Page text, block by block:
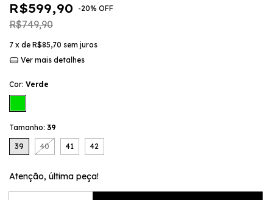
R$599,90 -20% OFF
R$749,90
7 x de R$85,70 sem juros
Ver mais detalhes
Cor: Verde
Tamanho: 39
39 40 41 42
Atenção, última peça!